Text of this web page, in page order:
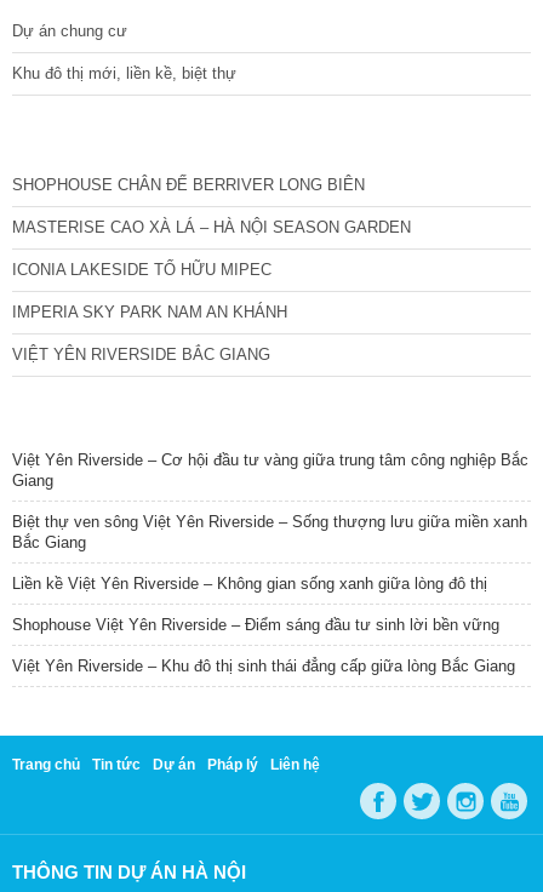
Dự án chung cư
Khu đô thị mới, liền kề, biệt thự
SHOPHOUSE CHÂN ĐẾ BERRIVER LONG BIÊN
MASTERISE CAO XÀ LÁ – HÀ NỘI SEASON GARDEN
ICONIA LAKESIDE TỐ HỮU MIPEC
IMPERIA SKY PARK NAM AN KHÁNH
VIỆT YÊN RIVERSIDE BẮC GIANG
Việt Yên Riverside – Cơ hội đầu tư vàng giữa trung tâm công nghiệp Bắc
Giang
Biệt thự ven sông Việt Yên Riverside – Sống thượng lưu giữa miền xanh
Bắc Giang
Liền kề Việt Yên Riverside – Không gian sống xanh giữa lòng đô thị
Shophouse Việt Yên Riverside – Điểm sáng đầu tư sinh lời bền vững
Việt Yên Riverside – Khu đô thị sinh thái đẳng cấp giữa lòng Bắc Giang
Trang chủ Tin tức Dự án Pháp lý Liên hệ
THÔNG TIN DỰ ÁN HÀ NỘI